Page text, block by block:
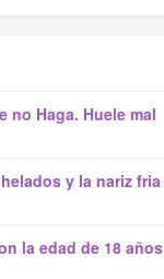
Haga. Huele mal
y la nariz fria
la edad de 18 años